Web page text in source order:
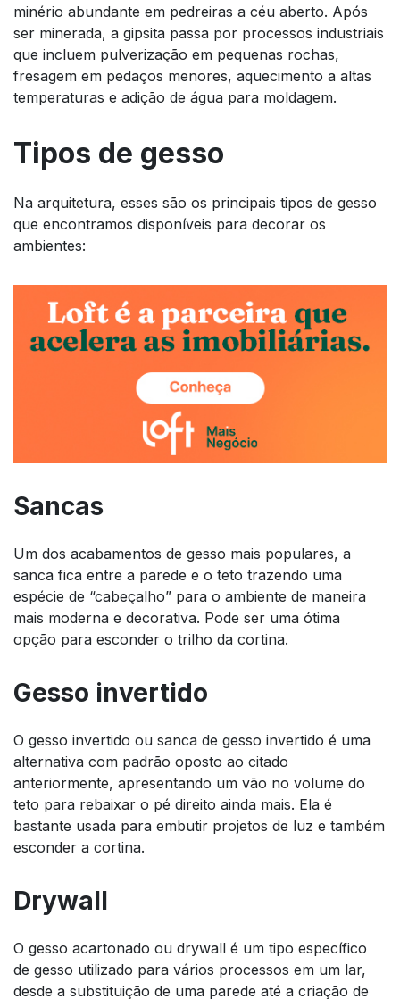
minério abundante em pedreiras a céu aberto. Após
ser minerada, a gipsita passa por processos industriais
que incluem pulverização em pequenas rochas,
fresagem em pedaços menores, aquecimento a altas
temperaturas e adição de água para moldagem.
Tipos de gesso
Na arquitetura, esses são os principais tipos de gesso
que encontramos disponíveis para decorar os
ambientes:
Sancas
Um dos acabamentos de gesso mais populares, a
sanca fica entre a parede e o teto trazendo uma
espécie de “cabeçalho” para o ambiente de maneira
mais moderna e decorativa. Pode ser uma ótima
opção para esconder o trilho da cortina.
Gesso invertido
O gesso invertido ou sanca de gesso invertido é uma
alternativa com padrão oposto ao citado
anteriormente, apresentando um vão no volume do
teto para rebaixar o pé direito ainda mais. Ela é
bastante usada para embutir projetos de luz e também
esconder a cortina.
Drywall
O gesso acartonado ou drywall é um tipo específico
de gesso utilizado para vários processos em um lar,
desde a substituição de uma parede até a criação de